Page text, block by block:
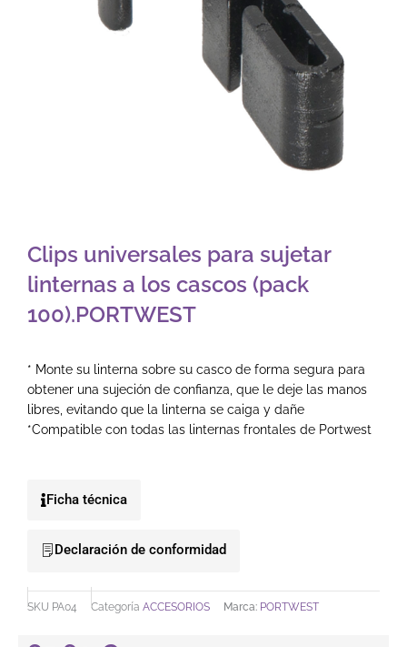
Clips universales para sujetar
linternas a los cascos (pack
100).PORTWEST
* Monte su linterna sobre su casco de forma segura para
obtener una sujeción de confianza, que le deje las manos
libres, evitando que la linterna se caiga y dañe
*Compatible con todas las linternas frontales de Portwest
Ficha técnica
Declaración de conformidad
SKU PA04 Categoría ACCESORIOS Marca: PORTWEST